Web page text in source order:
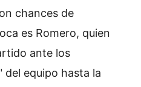
chances de
es Romero, quien
ante los
del equipo hasta la